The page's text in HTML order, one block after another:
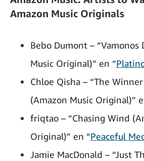
Amazon Music Originals
Bebo Dumont – “Vamonos
Music Original)” en “
Chloe Qisha – “The
(Amazon Music Original)”
friqtao – “Chasing Wind
Original)” en “Peaceful
Jamie MacDonald – “Just